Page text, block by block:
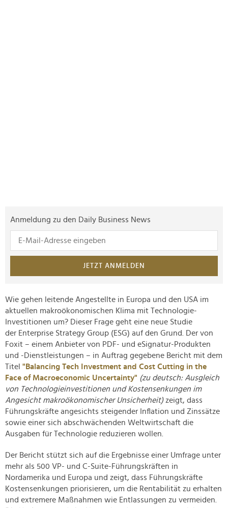
Anmeldung zu den Daily Business News
JETZT ANMELDEN
Wie gehen leitende Angestellte in Europa und den USA im
aktuellen makroökonomischen Klima mit Technologie-
Investitionen um? Dieser Frage geht eine neue Studie
der Enterprise Strategy Group (ESG) auf den Grund. Der von
Foxit – einem Anbieter von PDF- und eSignatur-Produkten
und -Dienstleistungen – in Auftrag gegebene Bericht mit dem
Titel "Balancing Tech Investment and Cost Cutting in the
Face of Macroeconomic Uncertainty" (zu deutsch: Ausgleich
von Technologieinvestitionen und Kostensenkungen im
Angesicht makroökonomischer Unsicherheit)zeigt, dass
Führungskräfte angesichts steigender Inflation und Zinssätze
sowie einer sich abschwächenden Weltwirtschaft die
Ausgaben für Technologie reduzieren wollen.
Der Bericht stützt sich auf die Ergebnisse einer Umfrage unter
mehr als 500 VP- und C-Suite-Führungskräften in
Nordamerika und Europa und zeigt, dass Führungskräfte
Kostensenkungen priorisieren, um die Rentabilität zu erhalten
und extremere Maßnahmen wie Entlassungen zu vermeiden.